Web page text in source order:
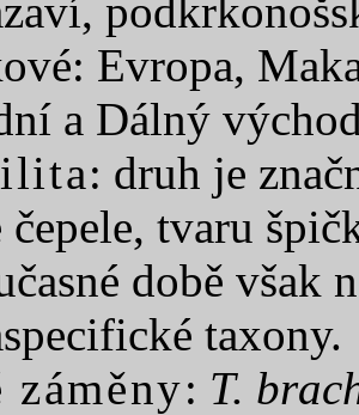
Evropa,
a Dálný
: druh je
čepele, tvaru
době však
taxony.
záměny: T.